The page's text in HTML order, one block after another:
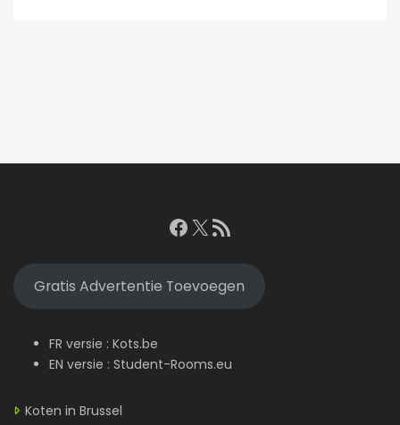
Facebook
X RSS feed
Gratis Advertentie Toevoegen
FR versie : Kots.be
EN versie : Student-Rooms.eu
Koten in Brussel